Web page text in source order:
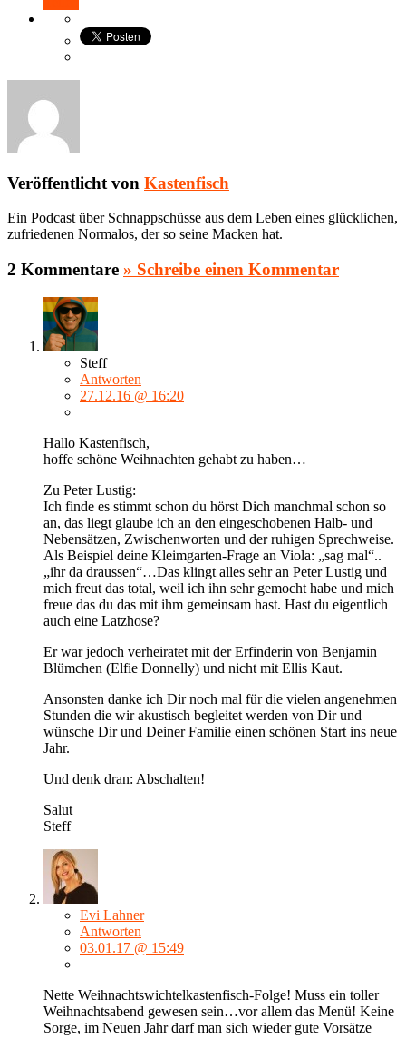
Veröffentlicht von Kastenfisch
Ein Podcast über Schnappschüsse aus dem Leben eines glücklichen,
zufriedenen Normalos, der so seine Macken hat.
2 Kommentare » Schreibe einen Kommentar
Steff
Antworten
27.12.16 @ 16:20
Hallo Kastenfisch,
hoffe schöne Weihnachten gehabt zu haben…
Zu Peter Lustig:
Ich finde es stimmt schon du hörst Dich manchmal schon so
an, das liegt glaube ich an den eingeschobenen Halb- und
Nebensätzen, Zwischenworten und der ruhigen Sprechweise.
Als Beispiel deine Kleimgarten-Frage an Viola: „sag mal“..
„ihr da draussen“…Das klingt alles sehr an Peter Lustig und
mich freut das total, weil ich ihn sehr gemocht habe und mich
freue das du das mit ihm gemeinsam hast. Hast du eigentlich
auch eine Latzhose?
Er war jedoch verheiratet mit der Erfinderin von Benjamin
Blümchen (Elfie Donnelly) und nicht mit Ellis Kaut.
Ansonsten danke ich Dir noch mal für die vielen angenehmen
Stunden die wir akustisch begleitet werden von Dir und
wünsche Dir und Deiner Familie einen schönen Start ins neue
Jahr.
Und denk dran: Abschalten!
Salut
Steff
Evi Lahner
Antworten
03.01.17 @ 15:49
Nette Weihnachtswichtelkastenfisch-Folge! Muss ein toller
Weihnachtsabend gewesen sein…vor allem das Menü! Keine
Sorge, im Neuen Jahr darf man sich wieder gute Vorsätze